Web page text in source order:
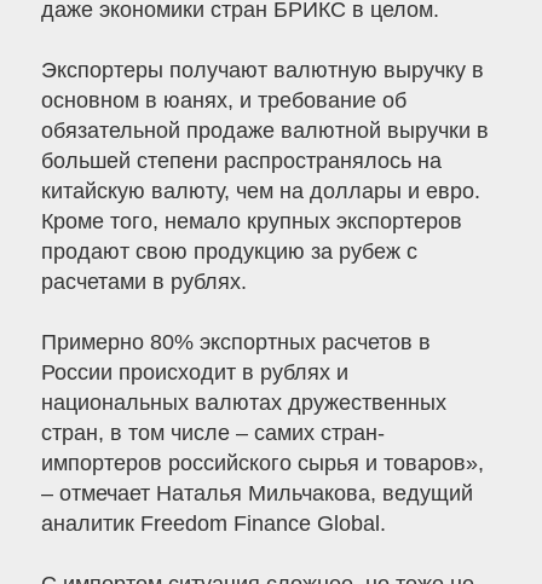
даже экономики стран БРИКС в целом.
Экспортеры получают валютную выручку в
основном в юанях, и требование об
обязательной продаже валютной выручки в
большей степени распространялось на
китайскую валюту, чем на доллары и евро.
Кроме того, немало крупных экспортеров
продают свою продукцию за рубеж с
расчетами в рублях.
Примерно 80% экспортных расчетов в
России происходит в рублях и
национальных валютах дружественных
стран, в том числе – самих стран-
импортеров российского сырья и товаров»,
– отмечает Наталья Мильчакова, ведущий
аналитик Freedom Finance Global.